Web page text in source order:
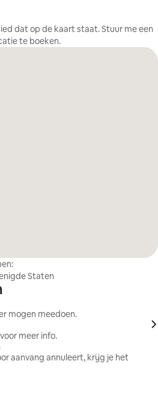
dat op de kaart staat. Stuur me een
te boeken.
Staten
mogen meedoen.
meer info.
aanvang annuleert, krijg je het